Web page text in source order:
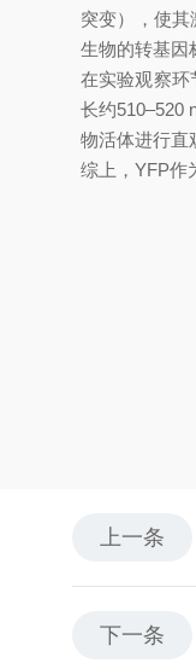
突变），使其
生物的转基因
在实验观察环
长约510–520
物活体进行直
综上，YFP作
上一条
下一条